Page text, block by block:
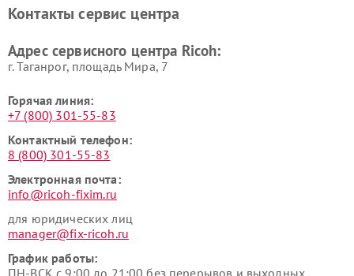
Контакты сервис центра
Адрес сервисного центра Ricoh:
г. Таганрог, площадь Мира, 7
Горячая линия:
+7 (800) 301-55-83
Контактный телефон:
8 (800) 301-55-83
Электронная почта:
info@ricoh-fixim.ru
для юридических лиц
manager@fix-ricoh.ru
График работы:
ПН-ВСК с 9:00 до 21:00 без перерывов и выходных